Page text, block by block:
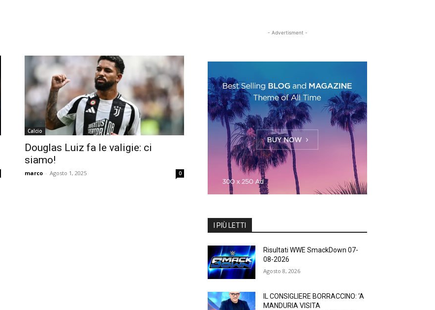
Calcio
Douglas Luiz fa le valigie: ci
siamo!
marco - Agosto 1, 2025 0
- Advertisment -
I PIÙ LETTI
Risultati WWE SmackDown 07-
08-2026
Agosto 8, 2026
IL CONSIGLIERE BORRACCINO: ‘A
MANDURIA VISITA